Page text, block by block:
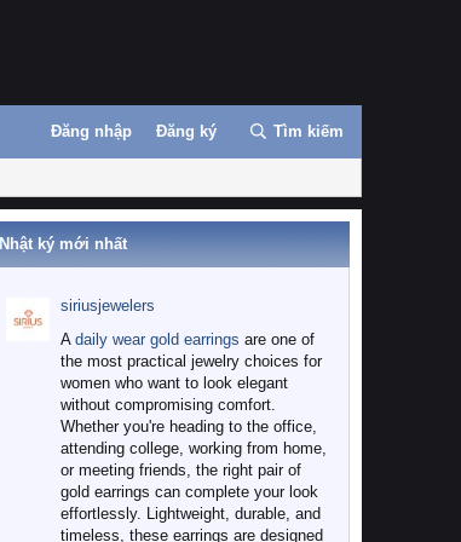
Đăng nhập Đăng ký Tìm kiếm
Nhật ký mới nhất
siriusjewelers
A daily wear gold earrings are one of
the most practical jewelry choices for
women who want to look elegant
without compromising comfort.
Whether you're heading to the office,
attending college, working from home,
or meeting friends, the right pair of
gold earrings can complete your look
effortlessly. Lightweight, durable, and
timeless, these earrings are designed